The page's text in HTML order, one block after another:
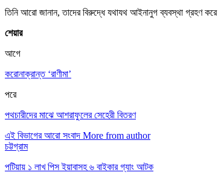
তিনি আরো জানান, তাদের বিরুদ্ধে যথাযথ আইনানুগ ব্যবস্থা গ্রহণ করে
শেয়ার
আগে
করোনাক্রান্ত ‘রাণীমা’
পরে
পথচারীদের মাঝে আশরাফুলের সেহেরী বিতরণ
এই বিভাগের আরো সংবাদ More from author
চট্টগ্রাম
পটিয়ায় ১ লাখ পিস ইয়াবাসহ ৬ বাইকার গ্যাং আটক